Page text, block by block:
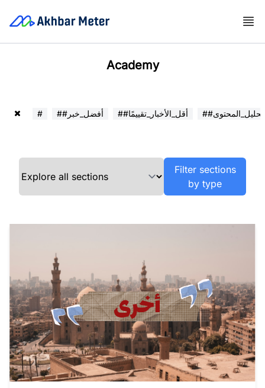
Academy
# ##أفضل_خبر ##أقل_الأخبار_تقييمًا ##تحليل_المحتوى
Filter sections
by type